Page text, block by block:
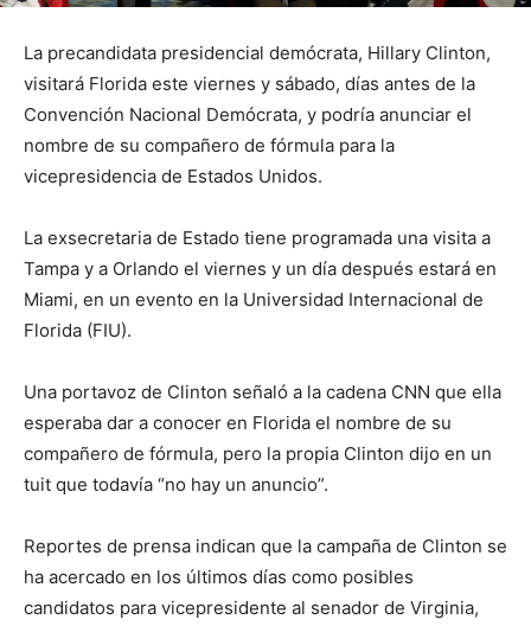
La precandidata presidencial demócrata, Hillary Clinton,
visitará Florida este viernes y sábado, días antes de la
Convención Nacional Demócrata, y podría anunciar el
nombre de su compañero de fórmula para la
vicepresidencia de Estados Unidos.
La exsecretaria de Estado tiene programada una visita a
Tampa y a Orlando el viernes y un día después estará en
Miami, en un evento en la Universidad Internacional de
Florida (FIU).
Una portavoz de Clinton señaló a la cadena CNN que ella
esperaba dar a conocer en Florida el nombre de su
compañero de fórmula, pero la propia Clinton dijo en un
tuit que todavía “no hay un anuncio”.
Reportes de prensa indican que la campaña de Clinton se
ha acercado en los últimos días como posibles
candidatos para vicepresidente al senador de Virginia,